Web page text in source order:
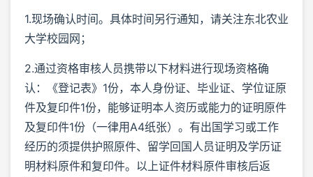
1.现场确认时间。具体时间另行通知，请关注东北农业
大学校园网；
2.通过资格审核人员携带以下材料进行现场资格确
认：《登记表》1份，本人身份证、毕业证、学位证原
件及复印件1份，能够证明本人资历或能力的证明原件
及复印件1份（一律用A4纸张）。有出国学习或工作
经历的须提供护照原件、留学回国人员证明及学历证
明材料原件和复印件。以上证件材料原件审核后返